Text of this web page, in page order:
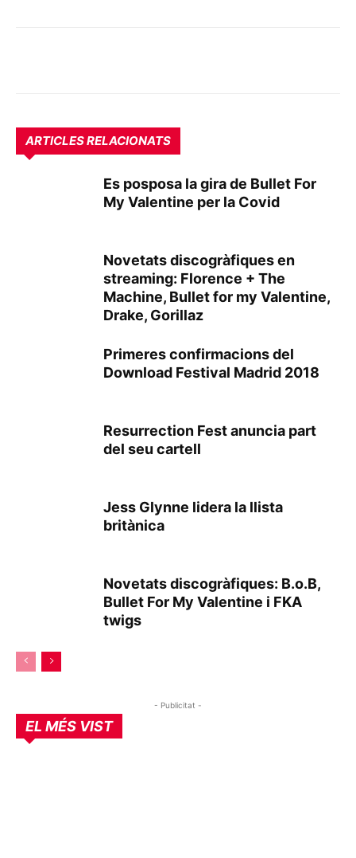
ARTICLES RELACIONATS
Es posposa la gira de Bullet For
My Valentine per la Covid
Novetats discogràfiques en
streaming: Florence + The
Machine, Bullet for my Valentine,
Drake, Gorillaz
Primeres confirmacions del
Download Festival Madrid 2018
Resurrection Fest anuncia part
del seu cartell
Jess Glynne lidera la llista
britànica
Novetats discogràfiques: B.o.B,
Bullet For My Valentine i FKA
twigs
- Publicitat -
EL MÉS VIST